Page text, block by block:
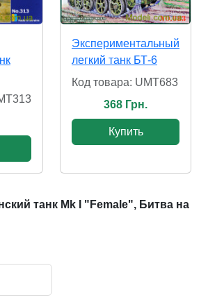
Экспериментальный
легкий танк БТ-6
Код товара: UMT683
368 Грн.
Купить
танк Mk I "Female", Битва на